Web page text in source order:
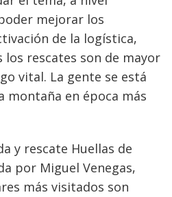
mejorar los
de la logística,
los rescates son de mayor
vital. La gente se está
montaña en época más
y rescate Huellas de
por Miguel Venegas,
más visitados son